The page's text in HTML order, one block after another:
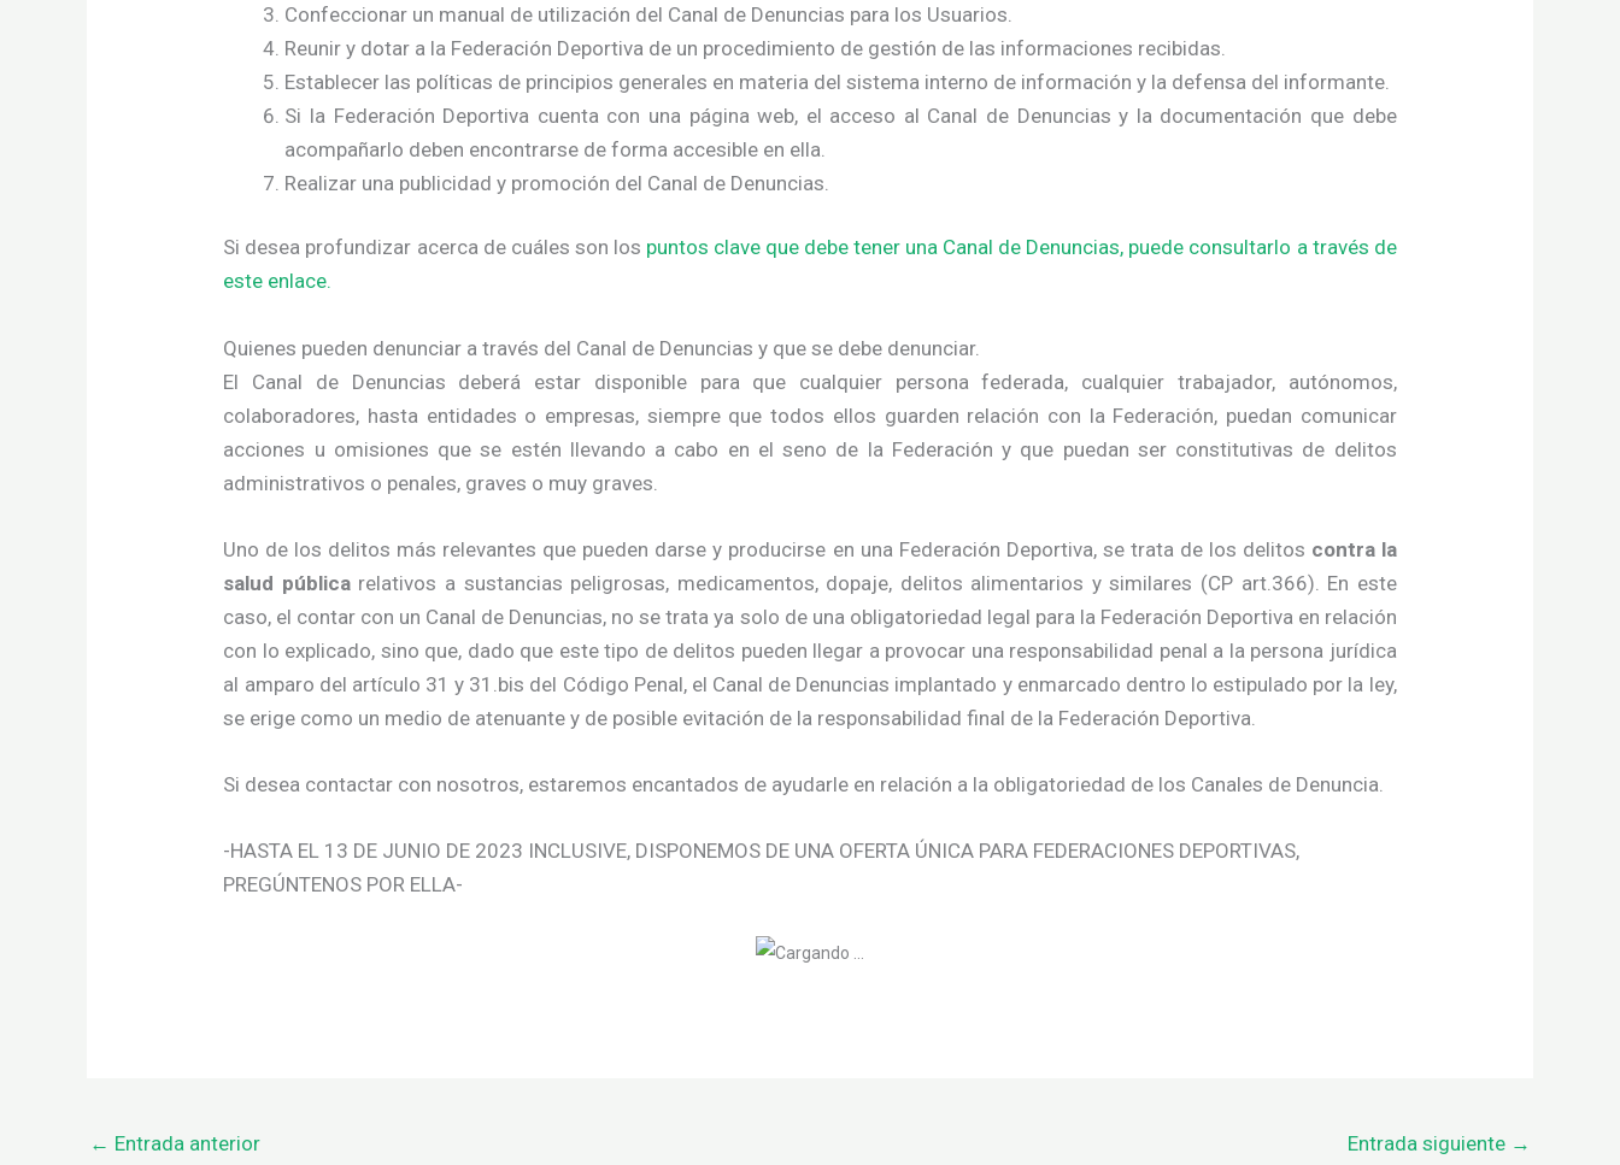
Confeccionar un manual de utilización del Canal de Denuncias para los Usuarios.
Reunir y dotar a la Federación Deportiva de un procedimiento de gestión de las informaciones recibidas.
Establecer las políticas de principios generales en materia del sistema interno de información y la defensa del informante.
Si la Federación Deportiva cuenta con una página web, el acceso al Canal de Denuncias y la documentación que debe
acompañarlo deben encontrarse de forma accesible en ella.
Realizar una publicidad y promoción del Canal de Denuncias.
Si desea profundizar acerca de cuáles son los puntos clave que debe tener una Canal de Denuncias, puede consultarlo a través de
este enlace.
Quienes pueden denunciar a través del Canal de Denuncias y que se debe denunciar.
El Canal de Denuncias deberá estar disponible para que cualquier persona federada, cualquier trabajador, autónomos,
colaboradores, hasta entidades o empresas, siempre que todos ellos guarden relación con la Federación, puedan comunicar
acciones u omisiones que se estén llevando a cabo en el seno de la Federación y que puedan ser constitutivas de delitos
administrativos o penales, graves o muy graves.
Uno de los delitos más relevantes que pueden darse y producirse en una Federación Deportiva, se trata de los delitos contra la
salud públicarelativos a sustancias peligrosas, medicamentos, dopaje, delitos alimentarios y similares (CP art.366). En este
caso, el contar con un Canal de Denuncias, no se trata ya solo de una obligatoriedad legal para la Federación Deportiva en relación
con lo explicado, sino que, dado que este tipo de delitos pueden llegar a provocar una responsabilidad penal a la persona jurídica
al amparo del artículo 31 y 31.bis del Código Penal, el Canal de Denuncias implantado y enmarcado dentro lo estipulado por la ley,
se erige como un medio de atenuante y de posible evitación de la responsabilidad final de la Federación Deportiva.
Si desea contactar con nosotros, estaremos encantados de ayudarle en relación a la obligatoriedad de los Canales de Denuncia.
-HASTA EL 13 DE JUNIO DE 2023 INCLUSIVE, DISPONEMOS DE UNA OFERTA ÚNICA PARA FEDERACIONES DEPORTIVAS,
PREGÚNTENOS POR ELLA-
← Entrada anterior Entrada siguiente →